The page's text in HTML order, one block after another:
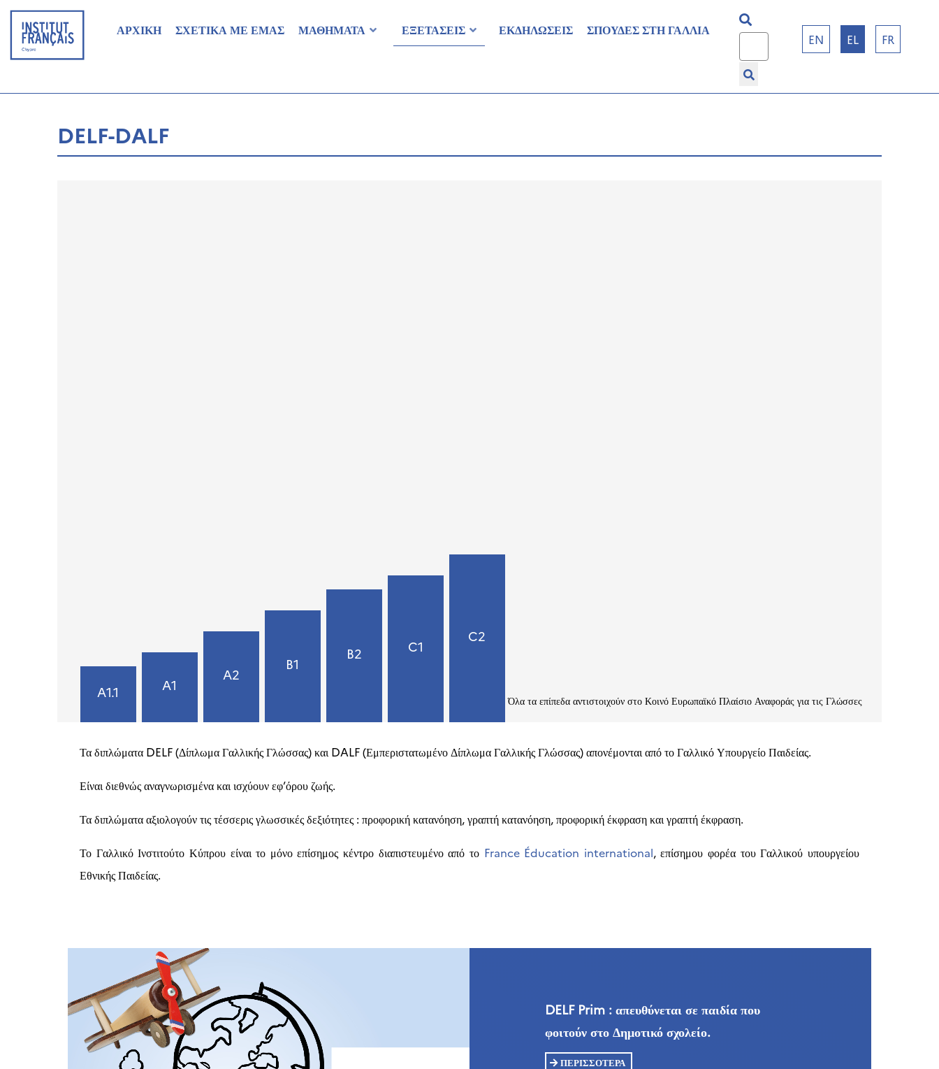
ΑΡΧΙΚΗ ΣΧΕΤΙΚΑ ΜΕ ΕΜΑΣ ΜΑΘΗΜΑΤΑ ΕΞΕΤΑΣΕΙΣ ΕΚΔΗΛΩΣΕΙΣ ΣΠΟΥΔΕΣ ΣΤΗ ΓΑΛΛΙΑ
Επιλέξτε τη γλώσσα σας
EN EL FR
DELF-DALF
A1.1 A1
A2
B1
B2 C1
C2
Όλα τα επίπεδα αντιστοιχούν στο Κοινό Ευρωπαϊκό Πλαίσιο Αναφοράς για τις Γλώσσες
Τα διπλώματα DELF (Δίπλωμα Γαλλικής Γλώσσας) και DALF (Εμπεριστατωμένο Δίπλωμα Γαλλικής Γλώσσας) απονέμονται από το Γαλλικό Υπουργείο Παιδείας.
Είναι διεθνώς αναγνωρισμένα και ισχύουν εφ’όρου ζωής.
Τα διπλώματα αξιολογούν τις τέσσερις γλωσσικές δεξιότητες : προφορική κατανόηση, γραπτή κατανόηση, προφορική έκφραση και γραπτή έκφραση.
Το Γαλλικό Ινστιτούτο Κύπρου είναι το μόνο επίσημος κέντρο διαπιστευμένο από το France Éducation international, επίσημου φορέα του Γαλλικού υπουργείου
Εθνικής Παιδείας.
DELF Prim : απευθύνεται σε παιδία που
φοιτούν στο Δημοτικό σχολείο.
ΠΕΡΙΣΣΌΤΕΡΑ